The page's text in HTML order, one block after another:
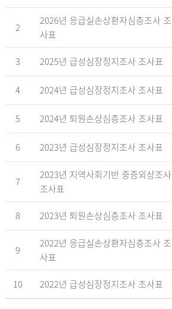
2
2026년 응급실손상환자심층조사 조
사표
3 2025년 급성심장정지조사 조사표
4 2024년 급성심장정지조사 조사표
5 2024년 퇴원손상심층조사 조사표
6 2023년 급성심장정지조사 조사표
7
2023년 지역사회기반 중증외상조사
조사표
8 2023년 퇴원손상심층조사 조사표
9
2022년 응급실손상환자심층조사 조
사표
10 2022년 급성심장정지조사 조사표